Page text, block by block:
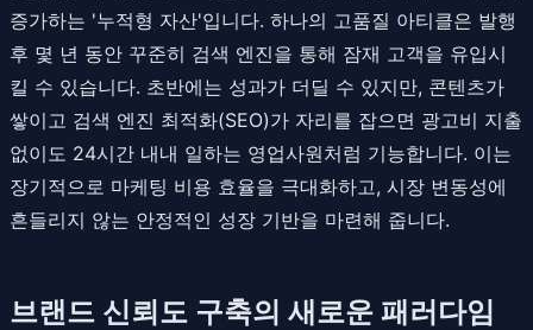
증가하는 '누적형 자산'입니다. 하나의 고품질 아티클은 발행
후 몇 년 동안 꾸준히 검색 엔진을 통해 잠재 고객을 유입시
킬 수 있습니다. 초반에는 성과가 더딜 수 있지만, 콘텐츠가
쌓이고 검색 엔진 최적화(SEO)가 자리를 잡으면 광고비 지출
없이도 24시간 내내 일하는 영업사원처럼 기능합니다. 이는
장기적으로 마케팅 비용 효율을 극대화하고, 시장 변동성에
흔들리지 않는 안정적인 성장 기반을 마련해 줍니다.
브랜드 신뢰도 구축의 새로운 패러다임